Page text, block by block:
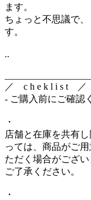
ます。
ちょっと不思議で
す。
..
／ c h e k l i s t ／
- ご購入前にご確認
・
店舗と在庫を共有
っては、商品がご
ただく場合がござ
ご了承ください。
・